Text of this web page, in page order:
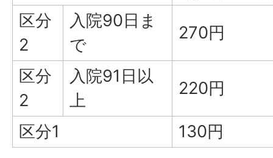
区分
2
入院90日ま
で
270円
区分
2
入院91日以
上
220円
区分1 130円